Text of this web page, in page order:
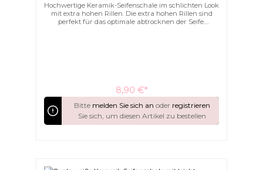
Hochwertige Keramik-Seifenschale im schlichten Look
mit extra hohen Rillen. Die extra hohen Rillen sind
perfekt für das optimale abtrocknen der Seife.
8,90 €*
Bitte melden Sie sich an oder registrieren
Sie sich, um diesen Artikel zu bestellen
Links unterstreichen Gut lesbare Schrift